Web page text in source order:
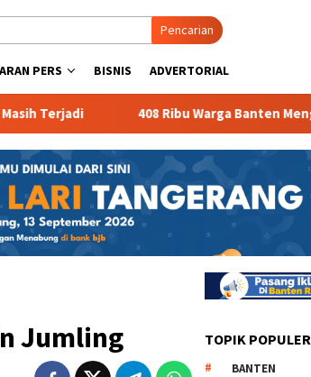
Pencarian
PERS BISNIS ADVERTORIAL
408 Ribu Warga Banten Menganggur
Jumling TOPIK POPULER
BANTEN